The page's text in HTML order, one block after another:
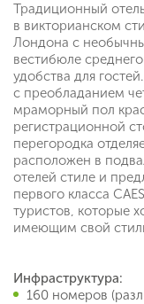
Традиционный
в викторианском
Лондона с
вестибюле
удобства для
с преобладанием
мраморный пол
регистрационной
перегородка
расположен в
отелей стиле и
первого класса
туристов, которые
имеющим свой
Инфраструктура:
160 номеров